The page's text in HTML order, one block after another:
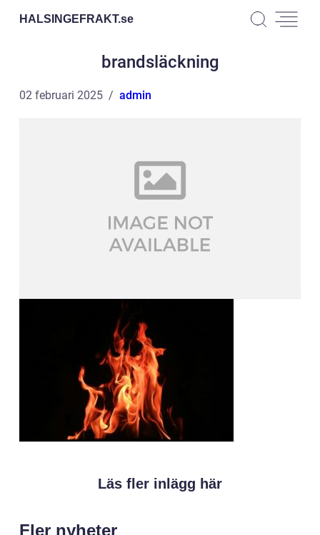
HALSINGEFRAKT.se
brandsläckning
02 februari 2025 admin
Läs fler inlägg här
Fler nyheter